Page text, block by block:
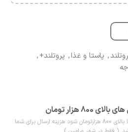
, پاستا و غذا, پروتلند+,
هزار تومان
چنان چه جمع صورت حساب شما بالای 800 هزارتومان شود هزینه ارسال برای شما